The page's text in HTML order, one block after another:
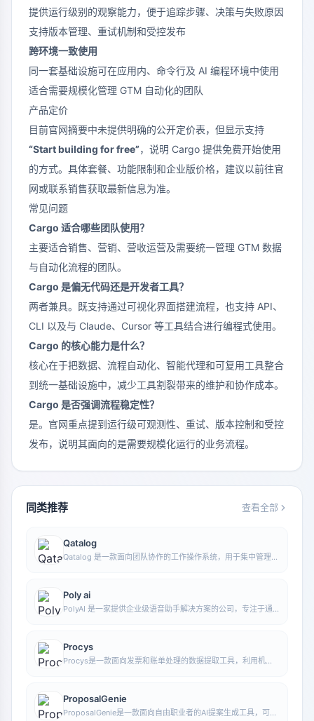
提供运行级别的观察能力，便于追踪步骤、决策与失败原因
支持版本管理、重试机制和受控发布
跨环境一致使用
同一套基础设施可在应用内、命令行及 AI 编程环境中使用
适合需要规模化管理 GTM 自动化的团队
产品定价
目前官网摘要中未提供明确的公开定价表，但显示支持
“Start building for free”，说明 Cargo 提供免费开始使用
的方式。具体套餐、功能限制和企业版价格，建议以前往官
网或联系销售获取最新信息为准。
常见问题
Cargo 适合哪些团队使用？
主要适合销售、营销、营收运营及需要统一管理 GTM 数据
与自动化流程的团队。
Cargo 是偏无代码还是开发者工具？
两者兼具。既支持通过可视化界面搭建流程，也支持 API、
CLI 以及与 Claude、Cursor 等工具结合进行编程式使用。
Cargo 的核心能力是什么？
核心在于把数据、流程自动化、智能代理和可复用工具整合
到统一基础设施中，减少工具割裂带来的维护和协作成本。
Cargo 是否强调流程稳定性？
是。官网重点提到运行级可观测性、重试、版本控制和受控
发布，说明其面向的是需要规模化运行的业务流程。
同类推荐 查看全部
Qatalog
Qatalog 是一款面向团队协作的工作操作系统，用于集中管理人
Poly ai
PolyAI 是一家提供企业级语音助手解决方案的公司，专注于通
Procys
Procys是一款面向发票和账单处理的数据提取工具，利用机器
ProposalGenie
ProposalGenie是一款面向自由职业者的AI提案生成工具，可为